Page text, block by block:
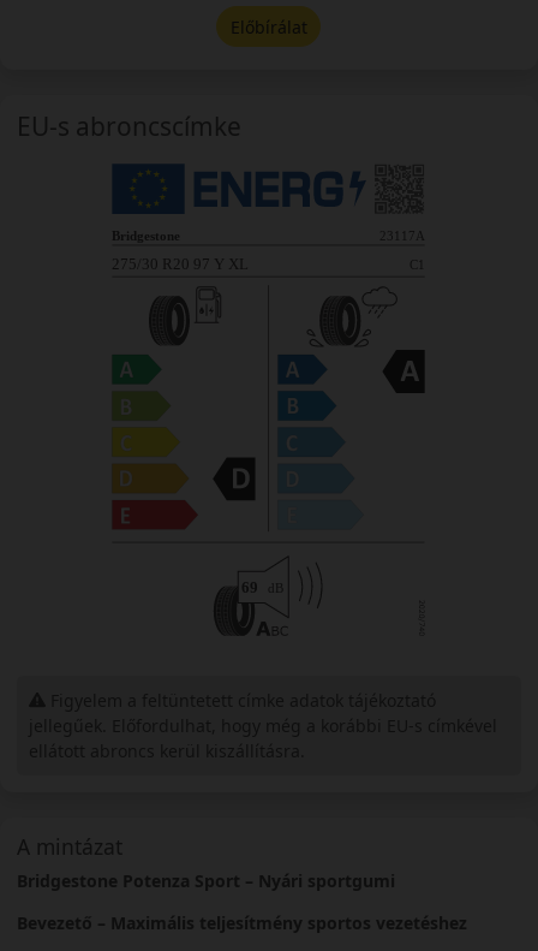
A mintázat
Bridgestone Potenza Sport – Nyári sportgumi
Bevezető – Maximális teljesítmény sportos vezetéshez
Előbírálat
EU-s abroncscímke